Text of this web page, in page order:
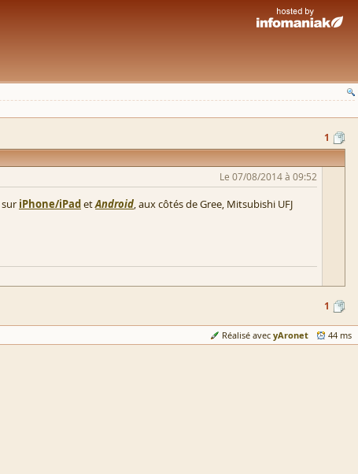
1
Le 07/08/2014 à 09:52
sur iPhone/iPadetAndroid, aux côtés de Gree, Mitsubishi UFJ
1
Réalisé avec yAronet 44 ms